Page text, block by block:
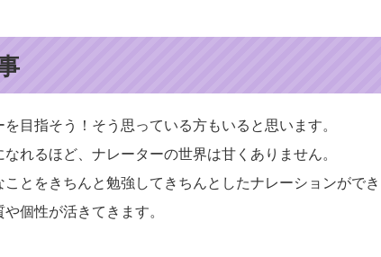
目指そう！そう思っている方もいると思います。
れるほど、ナレーターの世界は甘くありません。
とをきちんと勉強してきちんとしたナレーションができ
個性が活きてきます。